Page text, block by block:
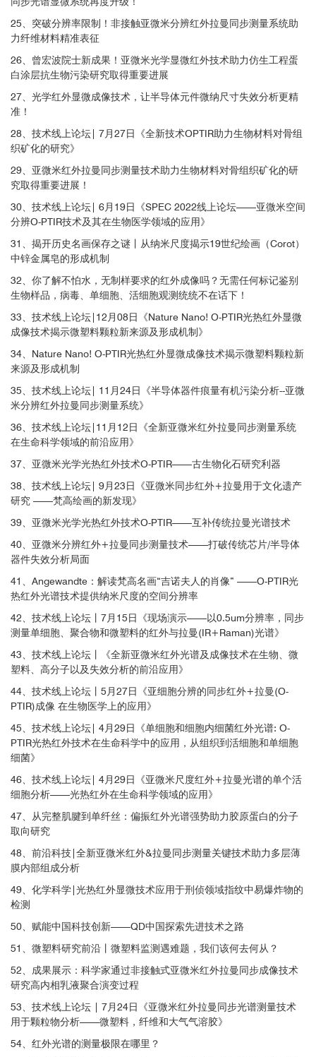
上右：目标分子能够在红外光谱上很容易的区分和空间分离，可以明显
看到0.5-1.0 µm的脂肪包体；
下：原理示意图：红外光谱测量使用透射模式，步长为0.5 µm
PLA/PHBHx生物塑料薄片的O-PTIR光谱和成像分析
4、医药领域
-1
-1
5、法医鉴定
6、其他领域
APPLICATION OF OPTICAL PHOTOTHERMAL INFRARED (O-PTIR) SPECTR
Reiner, E. et al.Temple Univ, Master thesis, 2022
Biomedical and life science
Matrix/Mineral Ratio and Domain Size Variation with Bone Tissue Age: a Pho
tothermal Infrared Study. Ahn, T. et al.Journal of Structural Biology, 2022
dying bacterial infections at the single cell level. Lime, C. et al.Chemical Scie
nce, 2022
Biomedical and life science
Phase separation in surfactant-containing amorphous solid dispersions: Orth
ogonal analytical methods to probe the effects of surfactants on morphology
and phase composition. Yang, R. et al.International Journal of Pharmaceutics,
2022
Pharmaceuticals
d to skeletal flexion and elongation in developing mouse embryo limbs. Kim,
Steam disinfection enhances bioaccessibility of metallic nanoparticles in na
al.Journal of Environmental Science, 2022
Microplastics
NOVEL SPECTROSCOPY TECHNIQUES USED TO INTERROGATE EQUINE
OSTEOARTHRITIC EXTRACELLULAR VESICLES. Clarke, E. et al.Osteoarthriti
s and Cartilage, 2022
Using mid infrared to perform investigations beyond the diffraction limits of
microcristalline pathologies: advantages and limitation of Optical PhotoTher
mal IR spectroscopy. Bazin, D. et al.Comptes Rendus. Chimie, 2022
Biomedical and life science
Optical photothermal infrared spectroscopy can differentiate equine osteoar
ytical Methods, 2022
Biomedical and life science
Probing Individual Particles Generated at the Freshwater–Seawater Interface
through Combined Raman, Photothermal Infrared, and X-ray Spectroscopic C
25、突破分辨率限制！非接触亚微米分辨红外拉曼同步测量系统助
力纤维材料精准表征
26、曾宏波院士新成果！亚微米光学显微红外技术助力仿生工程蛋
白涂层抗生物污染研究取得重要进展
27、光学红外显微成像技术，让半导体元件微纳尺寸失效分析更精
准！
28、技术线上论坛| 7月27日《全新技术OPTIR助力生物材料对骨组
织矿化的研究》
29、亚微米红外拉曼同步测量技术助力生物材料对骨组织矿化的研
究取得重要进展！
30、技术线上论坛| 6月19日《SPEC 2022线上论坛——亚微米空间
分辨O-PTIR技术及其在生物医学领域的应用》
31、揭开历史名画保存之谜丨从纳米尺度揭示19世纪绘画（Corot）
中锌金属皂的形成机制
32、你了解不怕水，无制样要求的红外成像吗？无需任何标记鉴别
生物样品，病毒、单细胞、活细胞观测统统不在话下！
33、技术线上论坛|12月08日《Nature Nano! O-PTIR光热红外显微
成像技术揭示微塑料颗粒新来源及形成机制》
34、Nature Nano! O-PTIR光热红外显微成像技术揭示微塑料颗粒新
来源及形成机制
35、技术线上论坛| 11月24日《半导体器件痕量有机污染分析--亚微
米分辨红外拉曼同步测量系统》
36、技术线上论坛|11月12日《全新亚微米红外拉曼同步测量系统
在生命科学领域的前沿应用》
37、亚微米光学光热红外技术O-PTIR——古生物化石研究利器
38、技术线上论坛| 9月23日《亚微米同步红外+拉曼用于文化遗产
研究 ——梵高绘画的新发现》
39、亚微米光学光热红外技术O-PTIR——互补传统拉曼光谱技术
40、亚微米分辨红外+拉曼同步测量技术——打破传统芯片/半导体
器件失效分析局面
41、Angewandte：解读梵高名画“吉诺夫人的肖像” ——O-PTIR光
热红外光谱技术提供纳米尺度的空间分辨率
42、技术线上论坛丨7月15日《现场演示——以0.5um分辨率，同步
测量单细胞、聚合物和微塑料的红外与拉曼(IR+Raman)光谱》
43、技术线上论坛丨《全新亚微米红外光谱及成像技术在生物、微
塑料、高分子以及失效分析的前沿应用》
44、技术线上论坛丨5月27日《亚细胞分辨的同步红外+拉曼(O-
PTIR)成像 在生物医学上的应用》
45、技术线上论坛| 4月29日《单细胞和细胞内细菌红外光谱: O-
PTIR光热红外技术在生命科学中的应用，从组织到活细胞和单细胞
细菌》
46、技术线上论坛| 4月29日《亚微米尺度红外+拉曼光谱的单个活
细胞分析——光热红外在生命科学领域的应用》
47、从完整肌腱到单纤丝：偏振红外光谱强势助力胶原蛋白的分子
取向研究
48、前沿科技|全新亚微米红外&拉曼同步测量关键技术助力多层薄
膜内部组成分析
49、化学科学|光热红外显微技术应用于刑侦领域指纹中易爆炸物的
检测
50、赋能中国科技创新——QD中国探索先进技术之路
51、微塑料研究前沿丨微塑料监测遇难题，我们该何去何从？
52、成果展示：科学家通过非接触式亚微米红外拉曼同步成像技术
研究高内相乳液聚合演变过程
53、技术线上论坛 | 7月24日《亚微米红外拉曼同步光谱测量技术
用于颗粒物分析——微塑料，纤维和大气气溶胶》
54、红外光谱的测量极限在哪里？